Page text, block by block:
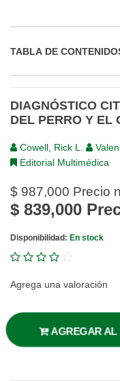
TABLA DE
DIAGNÓSTICO
DEL PERRO Y EL
Cowell, Rick L.
Editorial Multimédica
$ 987,000 Precio
$ 839,000
Disponibilidad: En stock
Agrega una valoración
AGREGAR AL